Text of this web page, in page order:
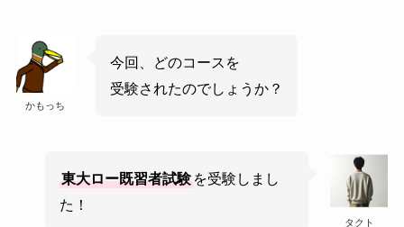
かもっち
今回、どのコースを
受験されたのでしょうか？
タクト
東大ロー既習者試験 を受験しまし
た！